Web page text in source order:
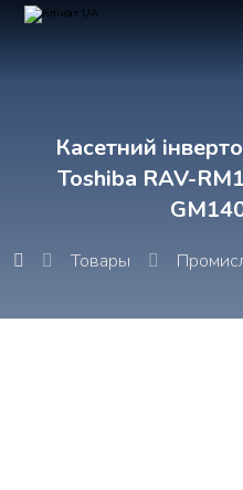
Касетний
Toshiba RAV-
Товары